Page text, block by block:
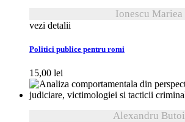
Ionescu Mariea
vezi detalii
Politici publice pentru romi
15,00 lei
Alexandru Butoi